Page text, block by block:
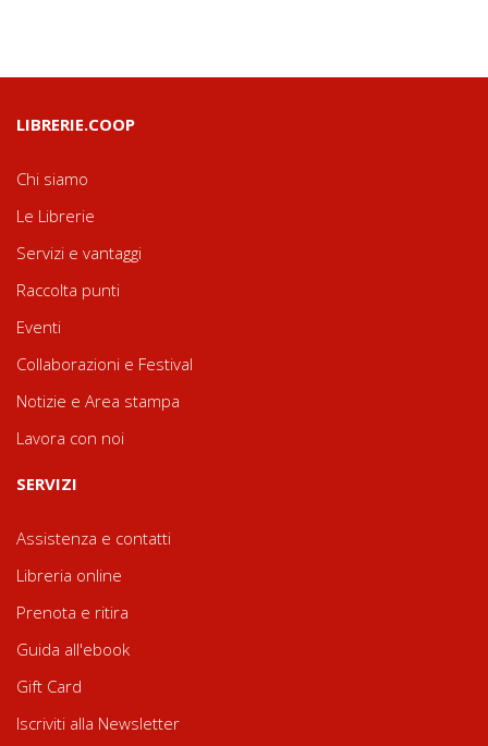
LIBRERIE.COOP
Chi siamo
Le Librerie
Servizi e vantaggi
Raccolta punti
Eventi
Collaborazioni e Festival
Notizie e Area stampa
Lavora con noi
SERVIZI
Assistenza e contatti
Libreria online
Prenota e ritira
Guida all'ebook
Gift Card
Iscriviti alla Newsletter